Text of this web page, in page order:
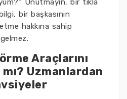
Unutmayın, bir tıkla
bir başkasının
hakkına sahip
Araçlarını
mı? Uzmanlardan